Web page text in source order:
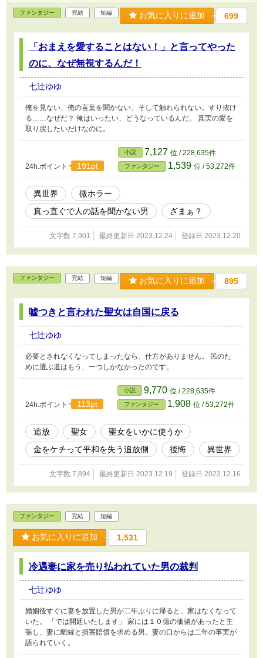
ファンタジー 完結 短編 お気に入りに追加 699
「おまえを愛することはない！」と言ってやった
のに、なぜ無視するんだ！
七辻ゆゆ
俺を見ない、俺の言葉を聞かない、そして触れられない。すり抜け
る……なぜだ？ 俺はいったい、どうなっているんだ。 真実の愛を
取り戻したいだけなのに。
24h.ポイント 191pt
小説 7,127 位 / 228,635件
ファンタジー 1,539 位 / 53,272件
異世界
微ホラー
真っ直ぐで人の話を聞かない男
ざまぁ？
文字数 7,901 最終更新日 2023.12.24 登録日 2023.12.20
ファンタジー 完結 短編 お気に入りに追加 895
嘘つきと言われた聖女は自国に戻る
七辻ゆゆ
必要とされなくなってしまったなら、仕方がありません。 民のた
めに選ぶ道はもう、一つしかなかったのです。
24h.ポイント 113pt
小説 9,770 位 / 228,635件
ファンタジー 1,908 位 / 53,272件
追放 聖女
聖女をいかに使うか
金をケチって平和を失う追放側
後悔 異世界
文字数 7,894 最終更新日 2023.12.19 登録日 2023.12.16
ファンタジー 完結 短編
お気に入りに追加 1,531
冷遇妻に家を売り払われていた男の裁判
七辻ゆゆ
婚姻後すぐに妻を放置した男が二年ぶりに帰ると、家はなくなって
いた。 「では開廷いたします」 家には１０億の価値があったと主
張し、妻に離縁と損害賠償を求める男。妻の口からは二年の事実が
語られていく。